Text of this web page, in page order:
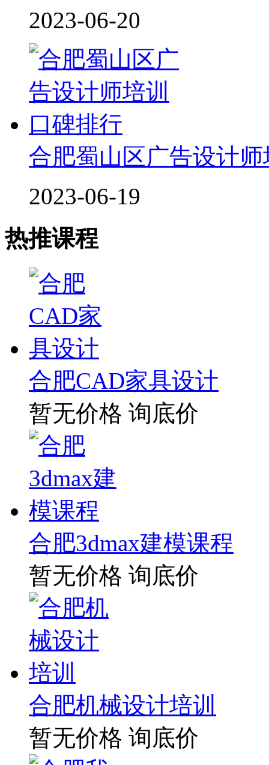
2023-06-20
合肥蜀山区广告设计
2023-06-19
热推课程
合肥CAD家具设计
暂无价格 询底价
合肥3dmax建模课程
暂无价格 询底价
合肥机械设计培训
暂无价格 询底价